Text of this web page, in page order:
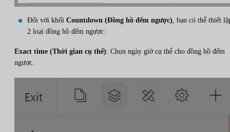
Đối với khối Countdown (Đồng hồ đếm ngược) , bạn có thể thiết
2 loại đồng hồ đếm ngược:
Exact time (Thời gian cụ thể): Chọn ngày giờ cụ thể cho đồng hồ đếm
ngược.